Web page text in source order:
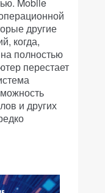
другие
когда,
полностью
перестает
и других